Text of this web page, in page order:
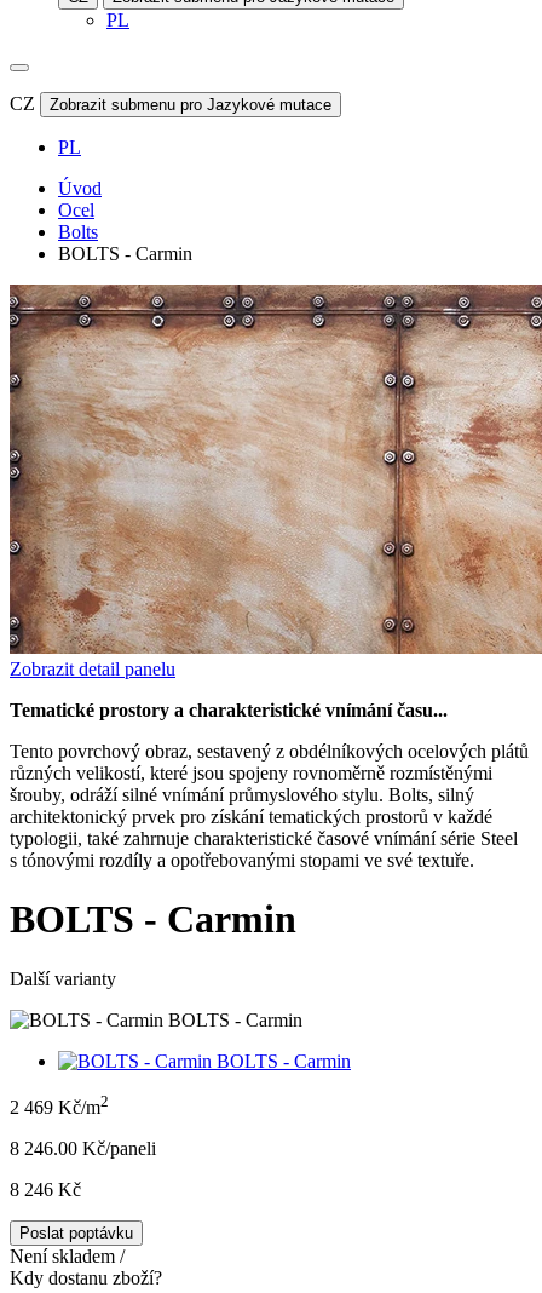
PL
CZ Zobrazit submenu pro Jazykové mutace
PL
Úvod
Ocel
Bolts
BOLTS - Carmin
Zobrazit detail panelu
Tematické prostory a charakteristické vnímání času...
Tento povrchový obraz, sestavený z obdélníkových ocelových plátů
různých velikostí, které jsou spojeny rovnoměrně rozmístěnými
šrouby, odráží silné vnímání průmyslového stylu. Bolts, silný
architektonický prvek pro získání tematických prostorů v každé
typologii, také zahrnuje charakteristické časové vnímání série Steel
s tónovými rozdíly a opotřebovanými stopami ve své textuře.
BOLTS - Carmin
Další varianty
BOLTS - Carmin
BOLTS - Carmin
2 469 Kč/m2
8 246.00 Kč/paneli
8 246 Kč
Poslat poptávku
Není skladem /
Kdy dostanu zboží?